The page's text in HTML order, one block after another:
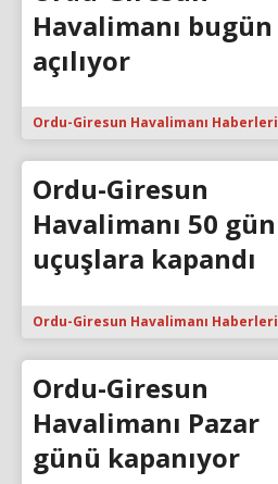
Havalimanı bugün
açılıyor
Ordu-Giresun Havalimanı Haberleri
Ordu-Giresun
Havalimanı 50 gün
uçuşlara kapandı
Ordu-Giresun Havalimanı Haberleri
Ordu-Giresun
Havalimanı Pazar
günü kapanıyor